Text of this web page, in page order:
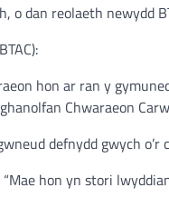
o dan reolaeth newydd
hon ar ran y
Chwaraeon
defnydd gwych o’r
hon yn stori